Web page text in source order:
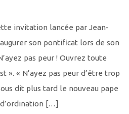
invitation lancée par Jean-
son pontificat lors de son
pas peur ! Ouvrez toute
». « N’ayez pas peur d’être trop
dit plus tard le nouveau pape
[…]